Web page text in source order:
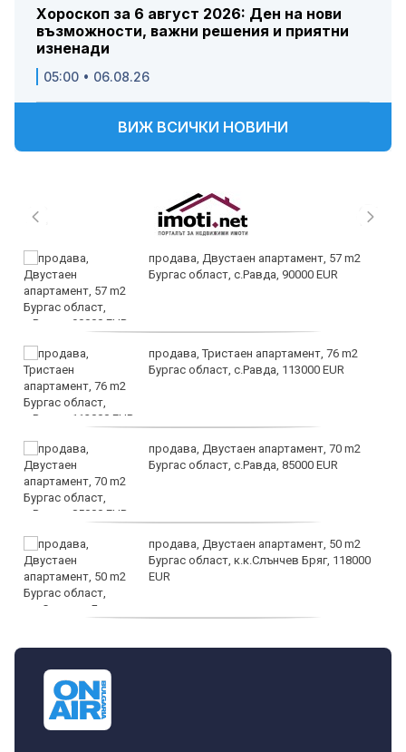
Хороскоп за 6 август 2026: Ден на нови
възможности, важни решения и приятни
изненади
05:00 • 06.08.26
ВИЖ ВСИЧКИ НОВИНИ
продава, Двустаен апартамент, 57 m2
Бургас област, с.Равда, 90000 EUR
продава, Тристаен апартамент, 76 m2
Бургас област, с.Равда, 113000 EUR
продава, Двустаен апартамент, 70 m2
Бургас област, с.Равда, 85000 EUR
продава, Двустаен апартамент, 50 m2
Бургас област, к.к.Слънчев Бряг, 118000
EUR